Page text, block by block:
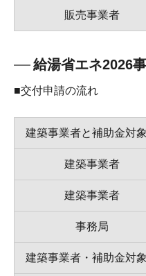
販売事業者
給湯省エネ2026
■交付申請の流れ
建築事業者と補助金対
建築事業者
建築事業者
事務局
建築事業者・補助金対